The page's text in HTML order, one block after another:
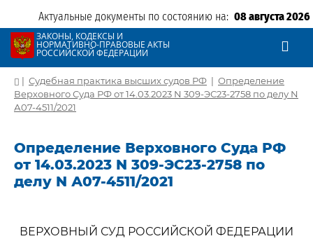
Актуальные документы по состоянию на: 08 августа 2026
ЗАКОНЫ, КОДЕКСЫ И
НОРМАТИВНО-ПРАВОВЫЕ АКТЫ
РОССИЙСКОЙ ФЕДЕРАЦИИ
| Судебная практика высших судов РФ | Определение
Верховного Суда РФ от 14.03.2023 N 309-ЭС23-2758 по делу N
А07-4511/2021
Определение Верховного Суда РФ
от 14.03.2023 N 309-ЭС23-2758 по
делу N А07-4511/2021
ВЕРХОВНЫЙ СУД РОССИЙСКОЙ ФЕДЕРАЦИИ